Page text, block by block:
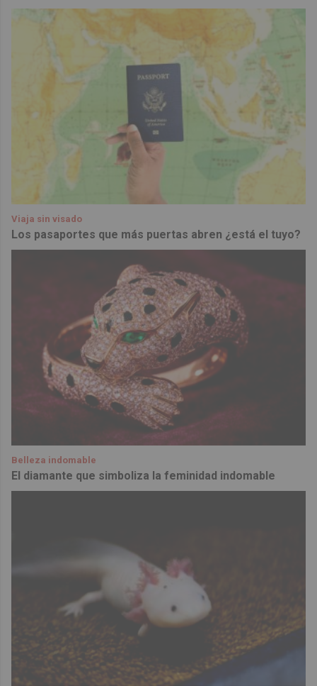
Viaja sin visado
Los pasaportes que más puertas abren ¿está el tuyo?
Belleza indomable
El diamante que simboliza la feminidad indomable